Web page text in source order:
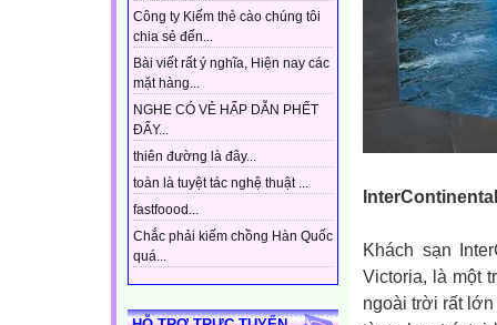
Công ty Kiếm thẻ cào chúng tôi
chia sẻ đến...
Bài viết rất ý nghĩa, Hiện nay các
mặt hàng...
NGHE CÓ VẺ HẤP DẪN PHẾT
ĐẤY...
thiên đường là đây...
toàn là tuyệt tác nghệ thuật ...
fastfoood...
Chắc phải kiếm chồng Hàn Quốc
quá...
Khách sạn
Victoria, là một
ngoài trời rất